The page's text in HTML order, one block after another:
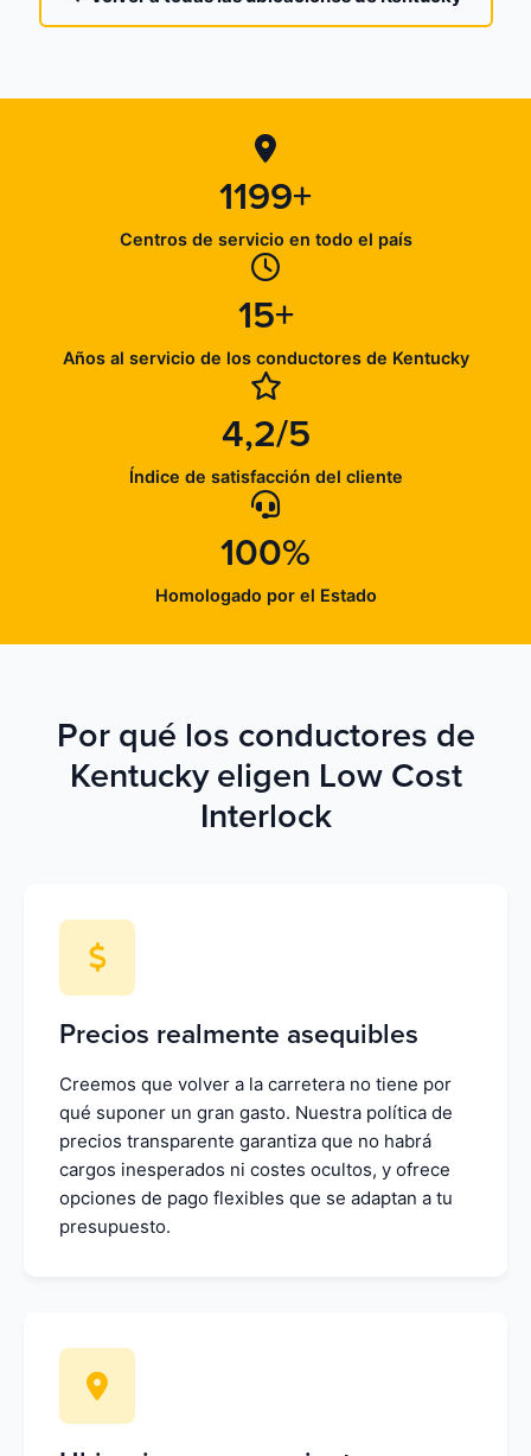
1199+
Centros de servicio en todo el país
15+
Años al servicio de los conductores de Kentucky
4,2/5
Índice de satisfacción del cliente
100%
Homologado por el Estado
Por qué los conductores de
Kentucky eligen Low Cost
Interlock
Precios realmente asequibles
Creemos que volver a la carretera no tiene por
qué suponer un gran gasto. Nuestra política de
precios transparente garantiza que no habrá
cargos inesperados ni costes ocultos, y ofrece
opciones de pago flexibles que se adaptan a tu
presupuesto.